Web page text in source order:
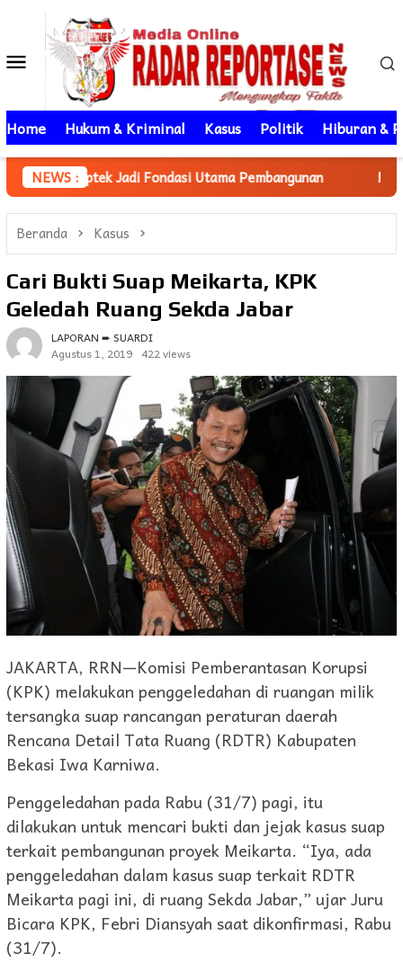
kontenMenu
Mobile
Home Hukum & Kriminal Kasus Politik Hiburan &
NEWS :
Fondasi Utama Pembangunan Mahasiswa KKN Unhas
Beranda Kasus
Cari Bukti Suap Meikarta, KPK
Geledah Ruang Sekda Jabar
LAPORAN ➨ SUARDI
Agustus 1, 2019 422 views
JAKARTA, RRN—Komisi Pemberantasan Korupsi
(KPK) melakukan penggeledahan di ruangan milik
tersangka suap rancangan peraturan daerah
Rencana Detail Tata Ruang (RDTR) Kabupaten
Bekasi Iwa Karniwa.
Penggeledahan pada Rabu (31/7) pagi, itu
dilakukan untuk mencari bukti dan jejak kasus suap
terkait pembangunan proyek Meikarta. “Iya, ada
penggeledahan dalam kasus suap terkait RDTR
Meikarta pagi ini, di ruang Sekda Jabar,” ujar Juru
Bicara KPK, Febri Diansyah saat dikonfirmasi, Rabu
(31/7).